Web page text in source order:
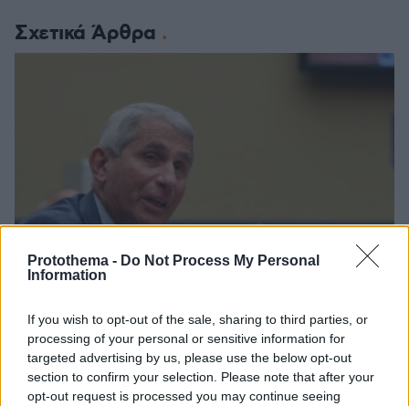
Protothema - Do Not Process My Personal
Information
If you wish to opt-out of the sale, sharing to third parties, or
processing of your personal or sensitive information for
targeted advertising by us, please use the below opt-out
section to confirm your selection. Please note that after your
opt-out request is processed you may continue seeing
Σχετικά Άρθρα